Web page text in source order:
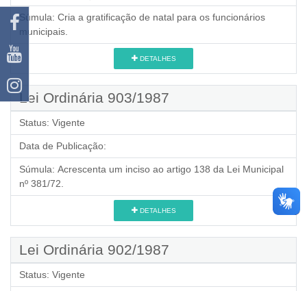
Súmula: Cria a gratificação de natal para os funcionários
municipais.
DETALHES
Lei Ordinária 903/1987
Status: Vigente
Data de Publicação:
Súmula: Acrescenta um inciso ao artigo 138 da Lei Municipal
nº 381/72.
DETALHES
Lei Ordinária 902/1987
Status: Vigente